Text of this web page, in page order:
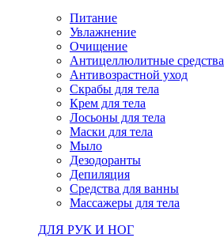
Питание
Увлажнение
Очищение
Антицеллюлитные средства
Антивозрастной уход
Скрабы для тела
Крем для тела
Лосьоны для тела
Маски для тела
Мыло
Дезодоранты
Депиляция
Средства для ванны
Массажеры для тела
ДЛЯ РУК И НОГ